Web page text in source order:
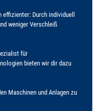
Durch individuell
weniger Verschleiß
für
bieten wir dir dazu
Maschinen und Anlagen zu